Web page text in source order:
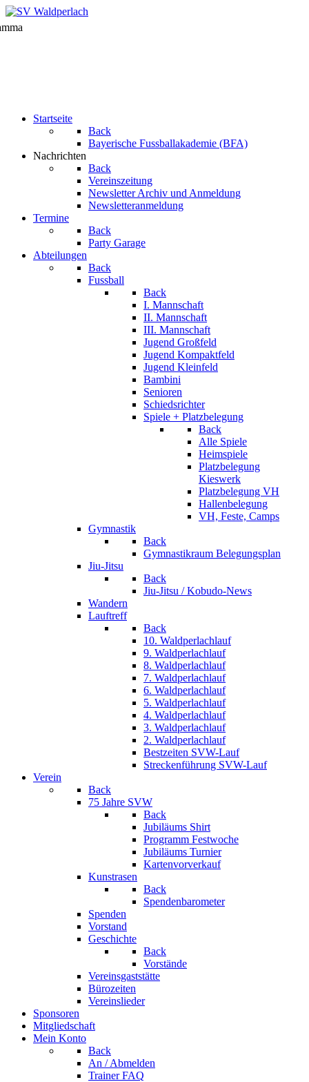
Startseite
Back
Bayerische Fussballakademie (BFA)
Nachrichten
Back
Vereinszeitung
Newsletter Archiv und Anmeldung
Newsletteranmeldung
Termine
Back
Party Garage
Abteilungen
Back
Fussball
Back
I. Mannschaft
II. Mannschaft
III. Mannschaft
Jugend Großfeld
Jugend Kompaktfeld
Jugend Kleinfeld
Bambini
Senioren
Schiedsrichter
Spiele + Platzbelegung
Back
Alle Spiele
Heimspiele
Platzbelegung
Kieswerk
Platzbelegung VH
Hallenbelegung
VH, Feste, Camps
Gymnastik
Back
Gymnastikraum Belegungsplan
Jiu-Jitsu
Back
Jiu-Jitsu / Kobudo-News
Wandern
Lauftreff
Back
10. Waldperlachlauf
9. Waldperlachlauf
8. Waldperlachlauf
7. Waldperlachlauf
6. Waldperlachlauf
5. Waldperlachlauf
4. Waldperlachlauf
3. Waldperlachlauf
2. Waldperlachlauf
Bestzeiten SVW-Lauf
Streckenführung SVW-Lauf
Verein
Back
75 Jahre SVW
Back
Jubiläums Shirt
Programm Festwoche
Jubiläums Turnier
Kartenvorverkauf
Kunstrasen
Back
Spendenbarometer
Spenden
Vorstand
Geschichte
Back
Vorstände
Vereinsgaststätte
Bürozeiten
Vereinslieder
Sponsoren
Mitgliedschaft
Mein Konto
Back
An / Abmelden
Trainer FAQ